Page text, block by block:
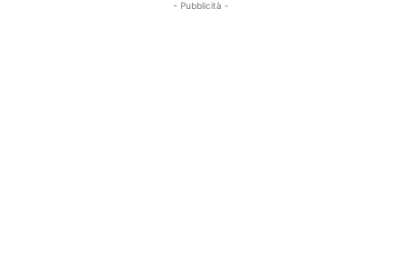
- Pubblicità -